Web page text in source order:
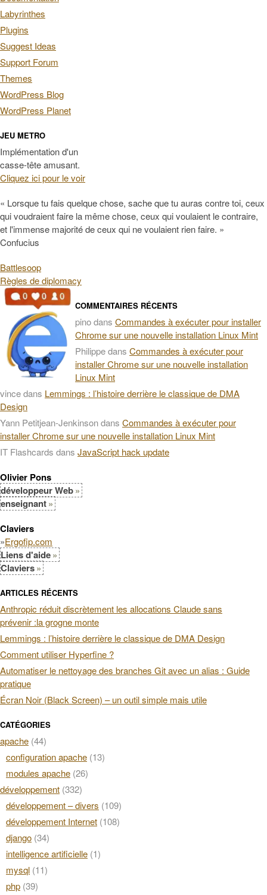
Labyrinthes
Plugins
Suggest Ideas
Support Forum
Themes
WordPress Blog
WordPress Planet
JEU METRO
Implémentation d'un
casse-tête amusant.
Cliquez ici pour le voir
« Lorsque tu fais quelque chose, sache que tu auras contre toi, ceux
qui voudraient faire la même chose, ceux qui voulaient le contraire,
et l'immense majorité de ceux qui ne voulaient rien faire. »
Confucius
Battlesoop
Règles de diplomacy
COMMENTAIRES RÉCENTS
pinodans Commandes à exécuter pour installer
Chrome sur une nouvelle installation Linux Mint
Philippedans Commandes à exécuter pour
installer Chrome sur une nouvelle installation
Linux Mint
vincedans Lemmings : l’histoire derrière le classique de DMA
Design
Yann Petitjean-Jenkinsondans Commandes à exécuter pour
installer Chrome sur une nouvelle installation Linux Mint
IT Flashcards dans JavaScript hack update
Olivier Pons
développeur Web
enseignant
Claviers
»Ergofip.com
Liens d'aide
Claviers
ARTICLES RÉCENTS
Anthropic réduit discrètement les allocations Claude sans
prévenir :la grogne monte
Lemmings : l’histoire derrière le classique de DMA Design
Comment utiliser Hyperfine ?
Automatiser le nettoyage des branches Git avec un alias : Guide
pratique
Écran Noir (Black Screen) – un outil simple mais utile
CATÉGORIES
apache (44)
configuration apache (13)
modules apache (26)
développement (332)
développement – divers (109)
développement Internet (108)
django (34)
intelligence artificielle (1)
mysql (11)
php (39)